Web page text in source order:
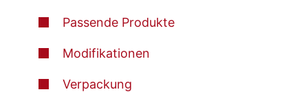
Passende Produkte
Modifikationen
Verpackung